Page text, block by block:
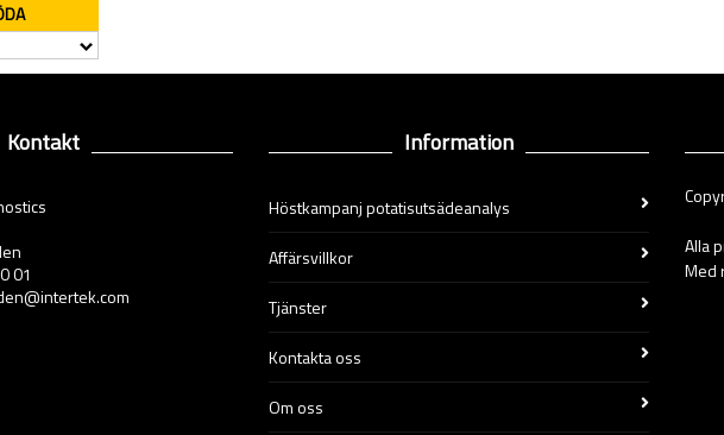
Kontakt
01
Information
Höstkampanj potatisutsädeanalys
Affärsvillkor
Tjänster
Kontakta oss
Om oss
Alla
Med